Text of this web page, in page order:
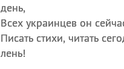
день,
Всех украинцев он
Писать стихи, читать
лень!